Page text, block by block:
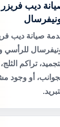
ديب
صيانة ديب
تراكم
أو وجود